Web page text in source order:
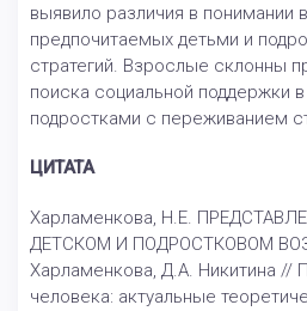
выявило различия в понимании
предпочитаемых детьми и
стратегий. Взрослые склонны
поиска социальной поддержки
подростками с переживанием
ЦИТАТА
Харламенкова, Н.Е.
ДЕТСКОМ И ПОДРОСТКОВОМ
Харламенкова, Д.А. Никитина //
человека: актуальные